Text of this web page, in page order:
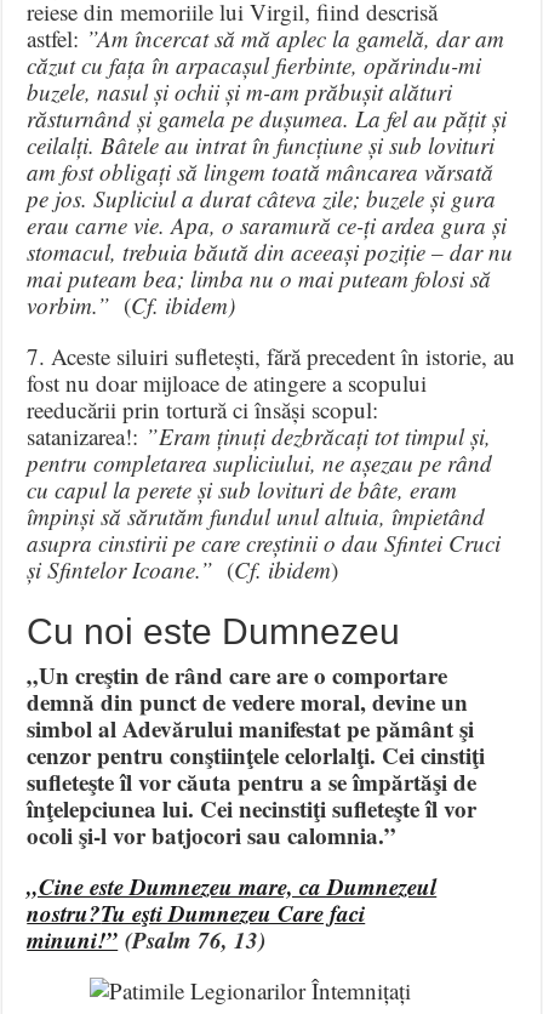
reiese din memoriile lui Virgil, fiind descrisă
astfel: ”Am încercat să mă aplec la gamelă, dar am
căzut cu fața în arpacașul fierbinte, opărindu-mi
buzele, nasul și ochii și m-am prăbușit alături
răsturnând și gamela pe dușumea. La fel au pățit și
ceilalți. Bâtele au intrat în funcțiune și sub lovituri
am fost obligați să lingem toată mâncarea vărsată
pe jos. Supliciul a durat câteva zile; buzele și gura
erau carne vie. Apa, o saramură ce-ți ardea gura și
stomacul, trebuia băută din aceeași poziție – dar nu
mai puteam bea; limba nu o mai puteam folosi să
vorbim.” (Cf. ibidem)
7. Aceste siluiri sufletești, fără precedent în istorie, au
fost nu doar mijloace de atingere a scopului
reeducării prin tortură ci însăși scopul:
satanizarea!: ”Eram ținuți dezbrăcați tot timpul și,
pentru completarea supliciului, ne așezau pe rând
cu capul la perete și sub lovituri de bâte, eram
împinși să sărutăm fundul unul altuia, împietând
asupra cinstirii pe care creștinii o dau Sfintei Cruci
și Sfintelor Icoane.” (Cf. ibidem)
Cu noi este Dumnezeu
„Un creştin de rând care are o comportare
demnă din punct de vedere moral, devine un
simbol al Adevărului manifestat pe pământ şi
cenzor pentru conştiinţele celorlalţi. Cei cinstiţi
sufleteşte îl vor căuta pentru a se împărtăşi de
înţelepciunea lui. Cei necinstiţi sufleteşte îl vor
ocoli şi-l vor batjocori sau calomnia.”
„Cine este Dumnezeu mare, ca Dumnezeul
nostru?Tu eşti Dumnezeu Care faci
minuni!” (Psalm 76, 13)